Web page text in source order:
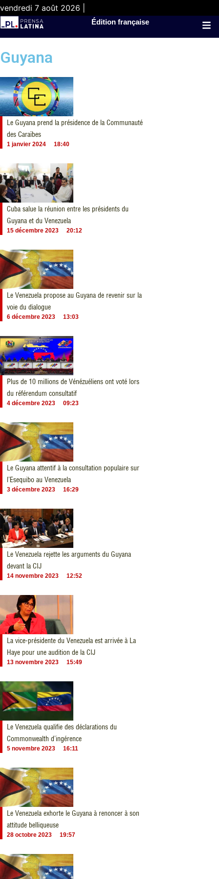
vendredi 7 août 2026 |
Édition française
Guyana
Le Guyana prend la présidence de la Communauté
des Caraïbes
1 janvier 2024 18:40
Cuba salue la réunion entre les présidents du
Guyana et du Venezuela
15 décembre 2023 20:12
Le Venezuela propose au Guyana de revenir sur la
voie du dialogue
6 décembre 2023 13:03
Plus de 10 millions de Vénézuéliens ont voté lors
du référendum consultatif
4 décembre 2023 09:23
Le Guyana attentif à la consultation populaire sur
l’Esequibo au Venezuela
3 décembre 2023 16:29
Le Venezuela rejette les arguments du Guyana
devant la CIJ
14 novembre 2023 12:52
La vice-présidente du Venezuela est arrivée à La
Haye pour une audition de la CIJ
13 novembre 2023 15:49
Le Venezuela qualifie des déclarations du
Commonwealth d’ingérence
5 novembre 2023 16:11
Le Venezuela exhorte le Guyana à renoncer à son
attitude belliqueuse
28 octobre 2023 19:57